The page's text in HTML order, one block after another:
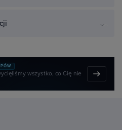
wszystko, co Cię nie